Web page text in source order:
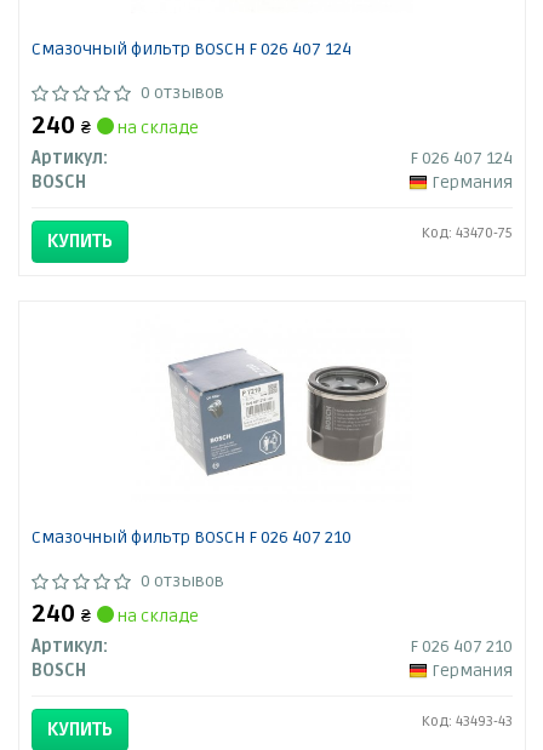
Смазочный фильтр BOSCH F 026 407 124
0 отзывов
240 ₴
на складе
Артикул:
F 026 407 124
BOSCH
Германия
КУПИТЬ Код: 43470-75
Смазочный фильтр BOSCH F 026 407 210
0 отзывов
240 ₴
на складе
Артикул:
F 026 407 210
BOSCH
Германия
КУПИТЬ Код: 43493-43